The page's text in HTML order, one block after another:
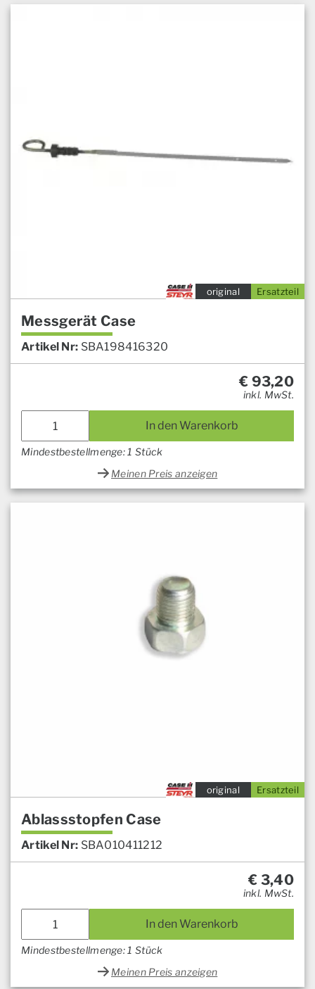
Ersatzteil
original
Messgerät Case
Artikel Nr: SBA198416320
€ 93,20
inkl. MwSt.
In den Warenkorb
Mindestbestellmenge: 1 Stück
Meinen Preis anzeigen
Ersatzteil
original
Ablassstopfen Case
Artikel Nr: SBA010411212
€ 3,40
inkl. MwSt.
In den Warenkorb
Mindestbestellmenge: 1 Stück
Meinen Preis anzeigen